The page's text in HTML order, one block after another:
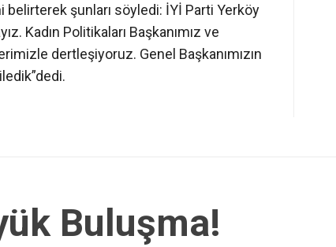
belirterek şunları söyledi: İYİ Parti Yerköy
Kadın Politikaları Başkanımız ve
dertleşiyoruz. Genel Başkanımızın
Buluşma!